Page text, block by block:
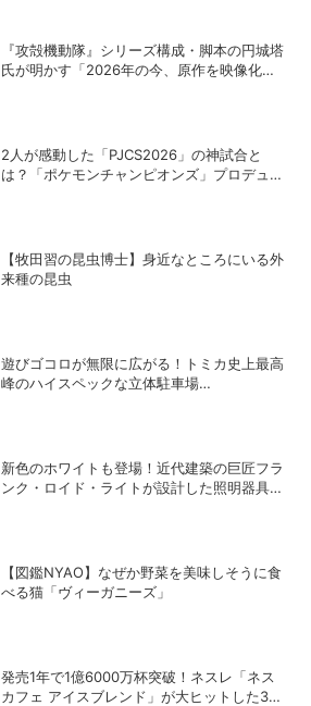
『攻殻機動隊』シリーズ構成・脚本の円城塔
氏が明かす「2026年の今、原作を映像化す
2人が感動した「PJCS2026」の神試合と
は？「ポケモンチャンピオンズ」プロデュー
【牧田習の昆虫博士】身近なところにいる外
来種の昆虫
遊びゴコロが無限に広がる！トミカ史上最高
峰のハイスペックな立体駐車場
新色のホワイトも登場！近代建築の巨匠フラ
ンク・ロイド・ライトが設計した照明器具の
【図鑑NYAO】なぜか野菜を美味しそうに食
べる猫「ヴィーガニーズ」
発売1年で1億6000万杯突破！ネスレ「ネス
カフェ アイスブレンド」が大ヒットした3つ